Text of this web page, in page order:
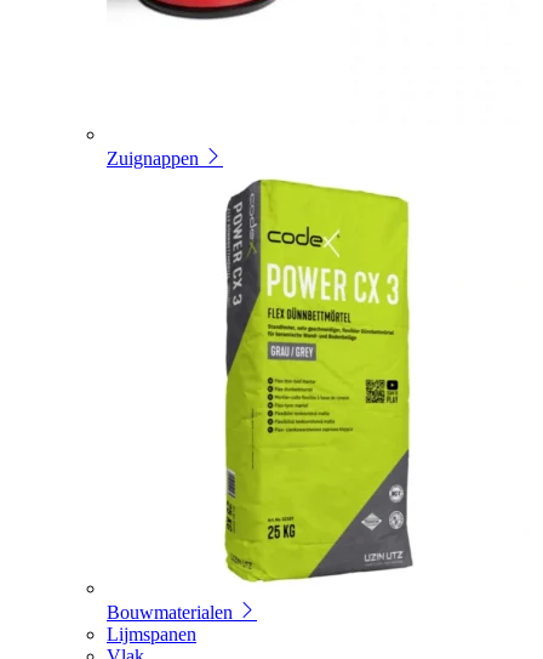
Zuignappen
Bouwmaterialen
Lijmspanen